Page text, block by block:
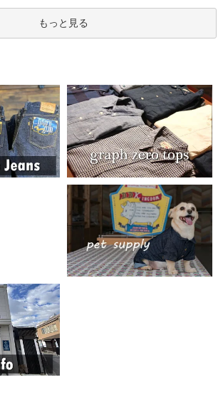
もっと見る